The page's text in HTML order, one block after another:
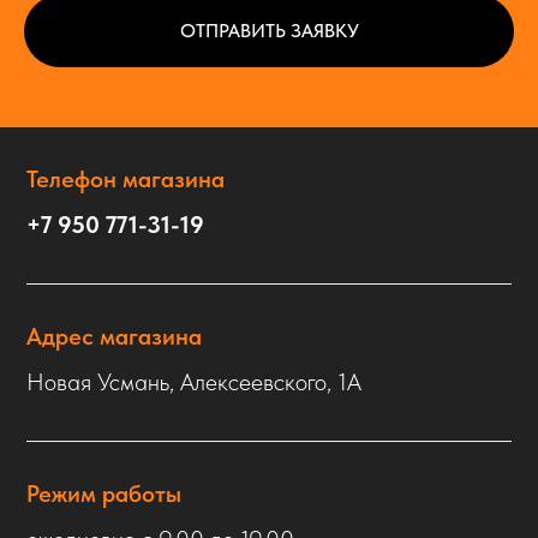
ОТПРАВИТЬ ЗАЯВКУ
Телефон магазина
+7 950 771-31-19
Адрес магазина
Новая Усмань, Алексеевского, 1А
Режим работы